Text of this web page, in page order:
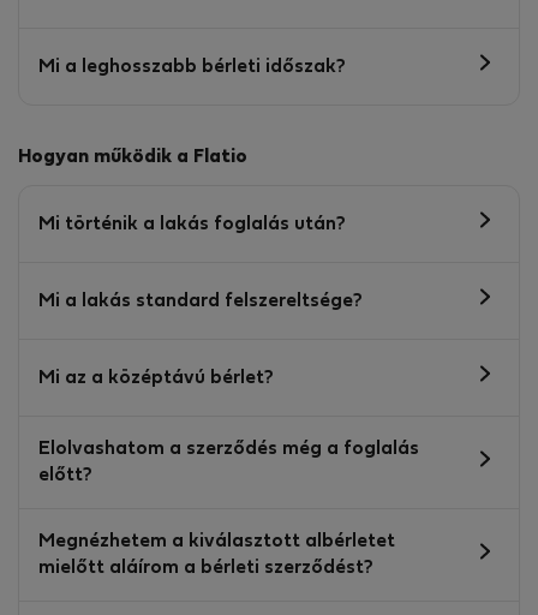
Mi a leghosszabb bérleti időszak?
Hogyan működik a Flatio
Mi történik a lakás foglalás után?
Mi a lakás standard felszereltsége?
Mi az a középtávú bérlet?
Elolvashatom a szerződés még a foglalás
előtt?
Megnézhetem a kiválasztott albérletet
mielőtt aláírom a bérleti szerződést?